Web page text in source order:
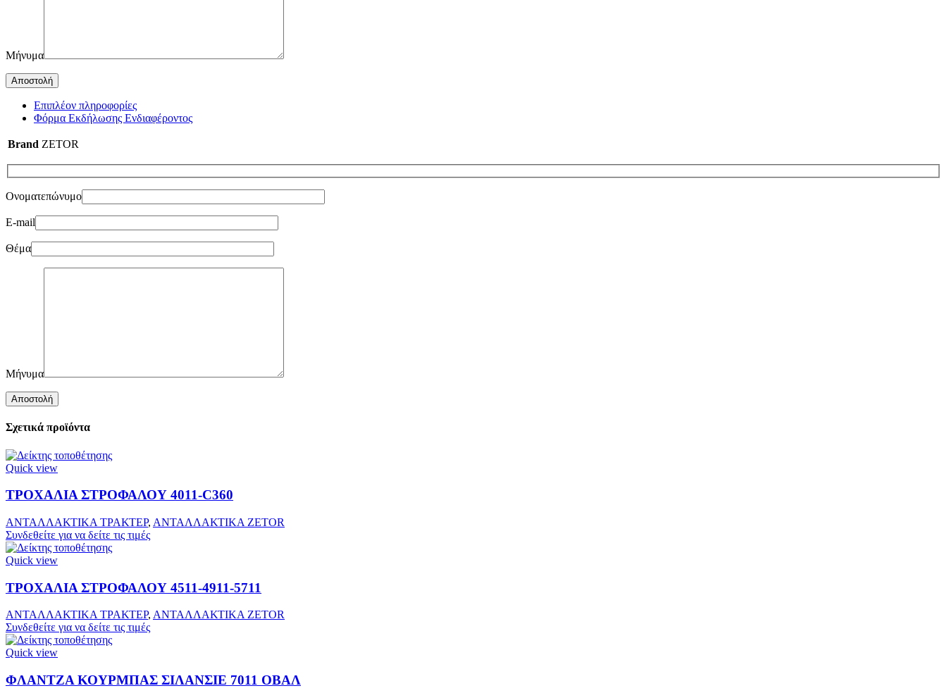
Μήνυμα
Επιπλέον πληροφορίες
Φόρμα Εκδήλωσης Ενδιαφέροντος
Brand ZETOR
Ονοματεπώνυμο
E-mail
Θέμα
Μήνυμα
Σχετικά προϊόντα
Quick view
ΤΡΟΧΑΛΙΑ ΣΤΡΟΦΑΛΟΥ 4011-C360
ΑΝΤΑΛΛΑΚΤΙΚΑ ΤΡΑΚΤΕΡ, ΑΝΤΑΛΛΑΚΤΙΚΑ ZETOR
Συνδεθείτε για να δείτε τις τιμές
Quick view
ΤΡΟΧΑΛΙΑ ΣΤΡΟΦΑΛΟΥ 4511-4911-5711
ΑΝΤΑΛΛΑΚΤΙΚΑ ΤΡΑΚΤΕΡ, ΑΝΤΑΛΛΑΚΤΙΚΑ ZETOR
Συνδεθείτε για να δείτε τις τιμές
Quick view
ΦΛΑΝΤΖΑ ΚΟΥΡΜΠΑΣ ΣΙΛΑΝΣΙΕ 7011 ΟΒΑΛ